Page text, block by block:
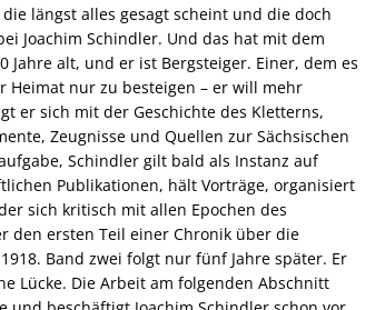
längst alles gesagt scheint und die doch
Joachim Schindler. Und das hat mit dem
alt, und er ist Bergsteiger. Einer, dem es
Heimat nur zu besteigen – er will mehr
er sich mit der Geschichte des Kletterns,
Zeugnisse und Quellen zur Sächsischen
Schindler gilt bald als Instanz auf
Publikationen, hält Vorträge, organisiert
sich kritisch mit allen Epochen des
den ersten Teil einer Chronik über die
Band zwei folgt nur fünf Jahre später. Er
Lücke. Die Arbeit am folgenden Abschnitt